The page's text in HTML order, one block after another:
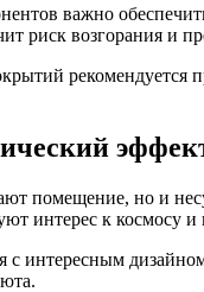
важно
риск возгорания и
рекомендуется
помещение, но и
интерес к космосу
с интересным